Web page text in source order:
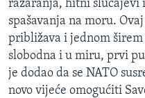
Jezici
razaranja, hitni slučajevi
spašavanja na moru.
približava i jednom
slobodna i u miru, prvi
je dodao da se NATO
novo vijeće omogućiti